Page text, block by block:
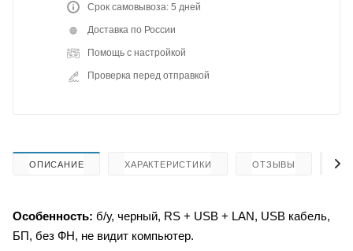
Срок самовывоза: 5 дней
Доставка по России
Помощь с настройкой
Проверка перед отправкой
ОПИСАНИЕ ХАРАКТЕРИСТИКИ ОТЗЫВЫ
Особенность: б/у, черный, RS + USB + LAN, USB кабель,
БП, без ФН, не видит компьютер.